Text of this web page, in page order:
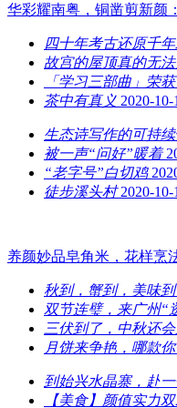
华彩耀南粤，铜凿剪新颜
四十年考古还原千
故宫的屋顶真的无
「学习三部曲」荣
茶中有真义 2020-10-
生态诗写作的可持
被一声“问好”暖着
“老字号”白切鸡
徒步溪头村 2020-10-
养颜妙品皂角米，花样烹
秋到，蟹到，美味到
双节连璧，来广州“
三伏到了，中秋还
月饼来争艳，哪款
到始兴水晶寨，赴
【美食】颜值实力